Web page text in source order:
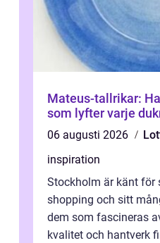
Mateus-tallrikar:
som lyfter varje
06 augusti 2026
inspiration
Stockholm är känt för
shopping och sitt
dem som fascineras
kvalitet och hantverk